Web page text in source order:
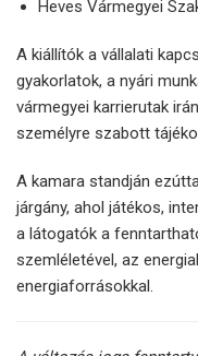
Heves Vármegyei
A kiállítók a vállalati
gyakorlatok, a nyári
vármegyei karrierutak
személyre szabott
A kamara standján
járgány, ahol játékos,
a látogatók a
szemléletével, az
energiaforrásokkal.